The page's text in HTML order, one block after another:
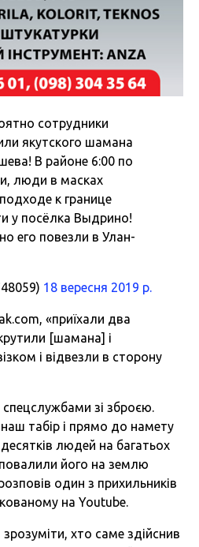
сотрудники
якутского шамана
В районе 6:00 по
люди в масках
к границе
у посёлка Выдрино!
его повезли в Улан-
18 вересня 2019 р.
«приїхали два
[шамана] і
і відвезли в сторону
зі зброєю.
табір і прямо до намету
людей на багатьох
його на землю
один з прихильників
на Youtube.
хто саме здійснив